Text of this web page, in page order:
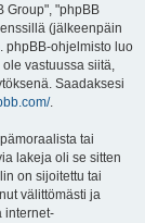
Group", "phpBB
(jälkeenpäin
. phpBB-ohjelmisto luo
vastuussa siitä,
Saadaksesi
.
tai
lakeja oli se sitten
on sijoitettu tai
välittömästi ja
internet-